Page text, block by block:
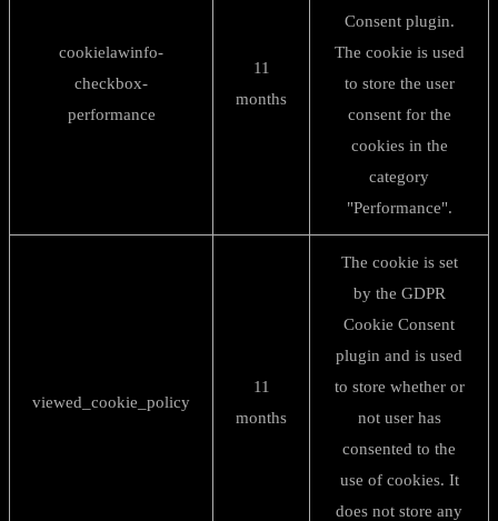
cookielawinfo-
checkbox-
performance
11
months
Consent plugin.
The cookie is used
to store the user
consent for the
cookies in the
category
"Performance".
viewed_cookie_policy
11
months
The cookie is set
by the GDPR
Cookie Consent
plugin and is used
to store whether or
not user has
consented to the
use of cookies. It
does not store any